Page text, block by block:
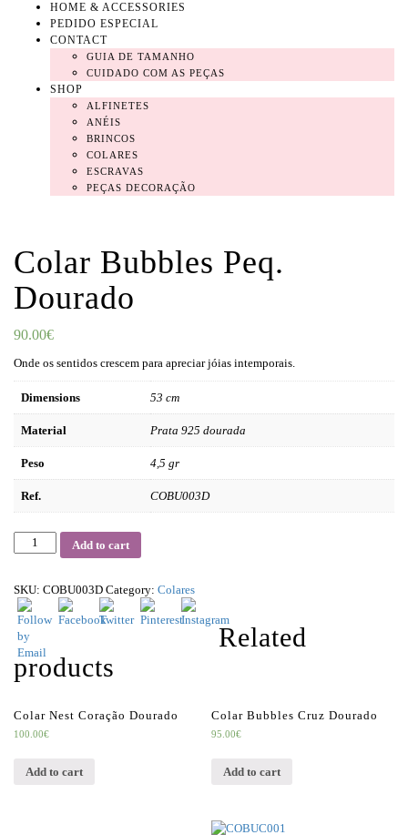
HOME & ACCESSORIES
PEDIDO ESPECIAL
CONTACT
GUIA DE TAMANHO
CUIDADO COM AS PEÇAS
SHOP
ALFINETES
ANÉIS
BRINCOS
COLARES
ESCRAVAS
PEÇAS DECORAÇÃO
Colar Bubbles Peq.
Dourado
90.00€
Onde os sentidos crescem para apreciar jóias intemporais.
Dimensions 53 cm
Material Prata 925 dourada
Peso 4,5 gr
Ref. COBU003D
Quantity Add to cart
SKU: COBU003D Category: Colares
Related
products
Colar Nest Coração Dourado
100.00€
Add to cart
Colar Bubbles Cruz Dourado
95.00€
Add to cart